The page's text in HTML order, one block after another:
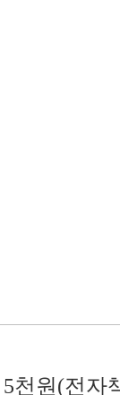
5천원(전자